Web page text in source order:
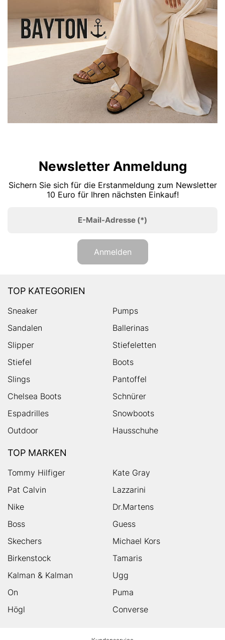
Newsletter Anmeldung
Sichern Sie sich für die Erstanmeldung zum Newsletter
10 Euro für Ihren nächsten Einkauf!
E-Mail-Adresse (*)
Anmelden
TOP KATEGORIEN
Sneaker
Pumps
Sandalen
Ballerinas
Slipper
Stiefeletten
Stiefel
Boots
Slings
Pantoffel
Chelsea Boots
Schnürer
Espadrilles
Snowboots
Outdoor
Hausschuhe
TOP MARKEN
Tommy Hilfiger
Kate Gray
Pat Calvin
Lazzarini
Nike
Dr.Martens
Boss
Guess
Skechers
Michael Kors
Birkenstock
Tamaris
Kalman & Kalman
Ugg
On
Puma
Högl
Converse